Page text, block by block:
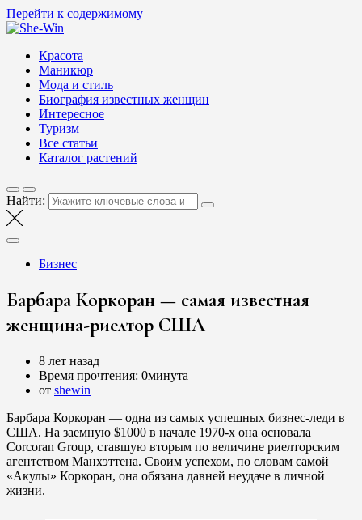
Перейти к содержимому
Блог о женской красоте и здоровье
Красота
Маникюр
Мода и стиль
Биография известных женщин
Интересное
Туризм
Все статьи
Каталог растений
Найти:
Бизнес
Барбара Коркоран — самая известная
женщина-риелтор США
8 лет назад
Время прочтения: 0минута
от shewin
Барбара Коркоран — одна из самых успешных бизнес-леди в
США. На заемную $1000 в начале 1970-х она основала
Corcoran Group, ставшую вторым по величине риелторским
агентством Манхэттена. Своим успехом, по словам самой
«Акулы» Коркоран, она обязана давней неудаче в личной
жизни.